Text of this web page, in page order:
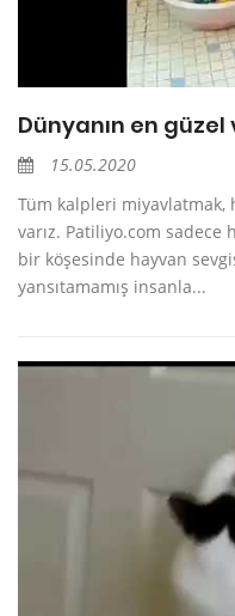
Dünyanın en
15.05.2020
Tüm kalpleri miyavlatmak,
varız. Patiliyo.com
bir köşesinde hayvan
yansıtamamış insanla...